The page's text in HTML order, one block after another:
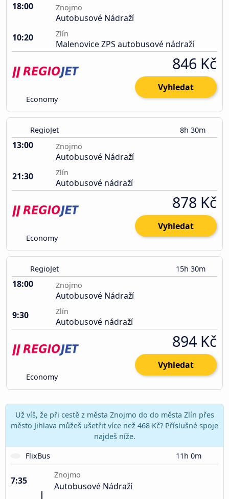
18:00 Znojmo
Autobusové Nádraží
10:20
Zlín
Malenovice ZPS autobusové nádraží
Economy
846 Kč
Vyhledat
RegioJet 8h 30m
13:00 Znojmo
Autobusové Nádraží
21:30
Zlín
Autobusové nádraží
Economy
878 Kč
Vyhledat
RegioJet 15h 30m
18:00 Znojmo
Autobusové Nádraží
9:30
Zlín
Autobusové nádraží
Economy
894 Kč
Vyhledat
Už víš, že při cestě z města Znojmo do do města Zlín přes
město Jihlava můžeš ušetřit více než 468 Kč? Příslušné spoje
najdeš níže.
FlixBus
11h 0m
7:35
Znojmo
Autobusové Nádraží